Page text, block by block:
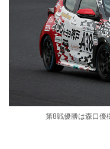
第8戦優勝は森口優